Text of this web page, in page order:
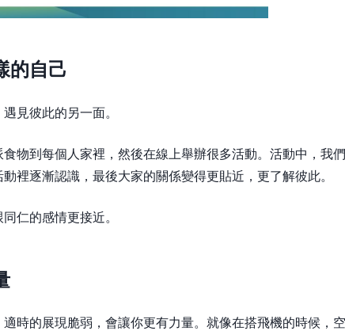
的自己
見彼此的另一面。
物到每個人家裡，然後在線上舉辦很多活動。活動中，我們
裡逐漸認識，最後大家的關係變得更貼近，更了解彼此。
仁的感情更接近。
時的展現脆弱，會讓你更有力量。就像在搭飛機的時候，空